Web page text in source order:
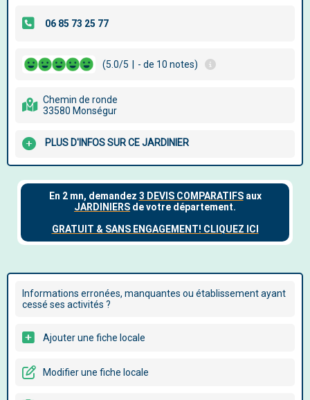
(5.0/5 - de 10 notes)
Chemin de ronde
33580 Monségur
PLUS D'INFOS SUR CE JARDINIER
Informations erronées, manquantes ou établissement ayant
cessé ses activités ?
Ajouter une fiche locale
Modifier une fiche locale